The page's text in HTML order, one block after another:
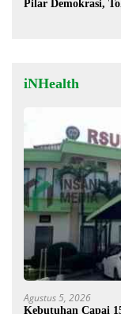
Pilar Demokrasi,
iNHealth
Agustus 5, 2026
Kebutuhan Capai